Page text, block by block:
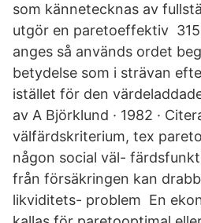
som kännetecknas av
utgör en paretoeffektiv
anges så används ordet
betydelse som i strävan
istället för den
av A Björklund · 1982 ·
välfärdskriterium, tex
någon social väl-
från försäkringen kan
likviditets- problem En